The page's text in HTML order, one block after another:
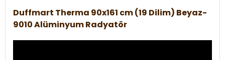
Duffmart Therma 90x161 cm (19 Dilim) Beyaz-
9010 Alüminyum Radyatör